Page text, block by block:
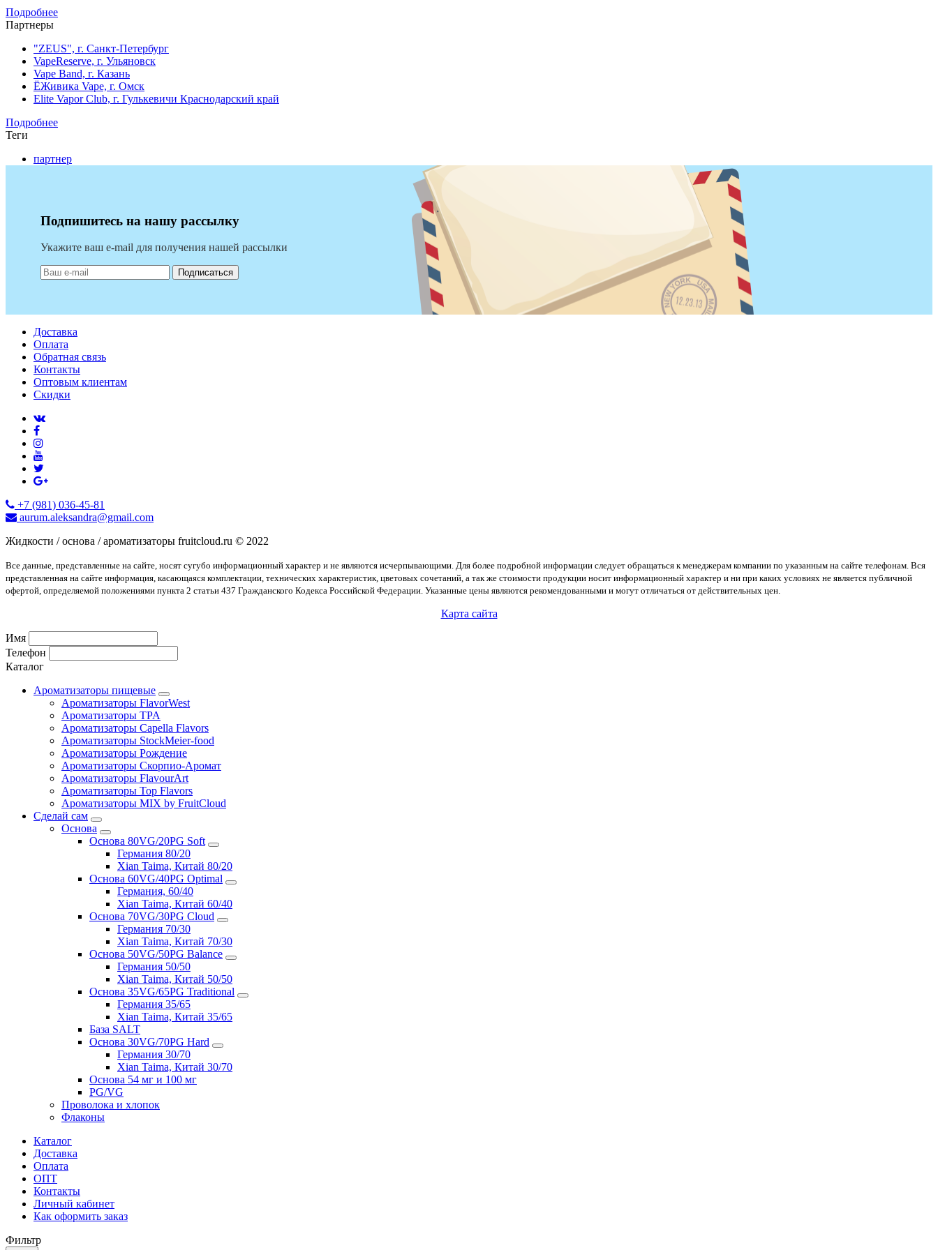
Подробнее
Партнеры
"ZEUS", г. Санкт-Петербург
VapeReserve, г. Ульяновск
Vape Band, г. Казань
ЁЖивика Vape, г. Омск
Elite Vapor Club, г. Гулькевичи Краснодарский край
Подробнее
Теги
партнер
Подпишитесь на нашу рассылку
Укажите ваш e-mail для получения нашей рассылки
Подписаться
Доставка
Оплата
Обратная связь
Контакты
Оптовым клиентам
Скидки
+7 (981) 036-45-81
aurum.aleksandra@gmail.com
Жидкости / основа / ароматизаторы fruitcloud.ru © 2022
Все данные, представленные на сайте, носят сугубо информационный характер и не являются исчерпывающими. Для более подробной информации следует обращаться к менеджерам компании по указанным на сайте телефонам. Вся
представленная на сайте информация, касающаяся комплектации, технических характеристик, цветовых сочетаний, а так же стоимости продукции носит информационный характер и ни при каких условиях не является публичной
офертой, определяемой положениями пункта 2 статьи 437 Гражданского Кодекса Российской Федерации. Указанные цены являются рекомендованными и могут отличаться от действительных цен.
Карта сайта
Имя
Телефон
Каталог
Ароматизаторы пищевые
Ароматизаторы FlavorWest
Ароматизаторы TPA
Ароматизаторы Capella Flavors
Ароматизаторы StockMeier-food
Ароматизаторы Рождение
Ароматизаторы Скорпио-Аромат
Ароматизаторы FlavourArt
Ароматизаторы Top Flavors
Ароматизаторы MIX by FruitCloud
Сделай сам
Основа
Основа 80VG/20PG Soft
Германия 80/20
Xian Taima, Китай 80/20
Основа 60VG/40PG Optimal
Германия, 60/40
Xian Taima, Китай 60/40
Основа 70VG/30PG Cloud
Германия 70/30
Xian Taima, Китай 70/30
Основа 50VG/50PG Balance
Германия 50/50
Xian Taima, Китай 50/50
Основа 35VG/65PG Traditional
Германия 35/65
Xian Taima, Китай 35/65
База SALT
Основа 30VG/70PG Hard
Германия 30/70
Xian Taima, Китай 30/70
Основа 54 мг и 100 мг
PG/VG
Проволока и хлопок
Флаконы
Каталог
Доставка
Оплата
ОПТ
Контакты
Личный кабинет
Как оформить заказ
Фильтр